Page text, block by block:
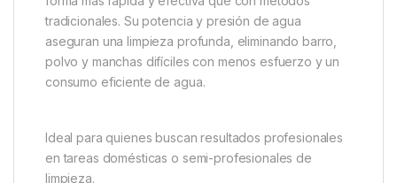
tradicionales. Su potencia y presión de agua
aseguran una limpieza profunda, eliminando barro,
polvo y manchas difíciles con menos esfuerzo y un
consumo eficiente de agua.
Ideal para quienes buscan resultados profesionales
en tareas domésticas o semi-profesionales de
limpieza.